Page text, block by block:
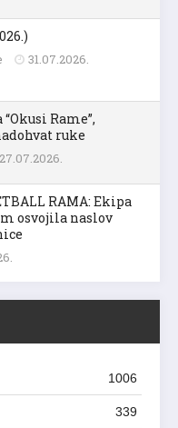
31.07.2026.
Rame”,
ruke
27.07.2026.
RAMA: Ekipa
osvojila naslov
1006
339